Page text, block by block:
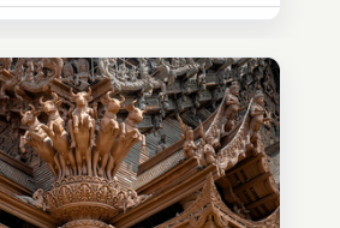
обменной системы
шире. Среди них есть
который
совершенно иной